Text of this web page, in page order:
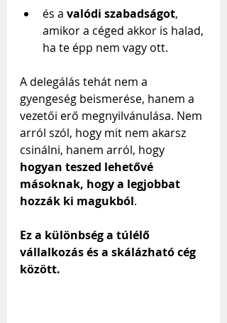
és a valódi szabadságot,
amikor a céged akkor is halad,
ha te épp nem vagy ott.
A delegálás tehát nem a
gyengeség beismerése, hanem a
vezetői erő megnyilvánulása. Nem
arról szól, hogy mit nem akarsz
csinálni, hanem arról, hogy
hogyan teszed lehetővé
másoknak, hogy a legjobbat
hozzák ki magukból.
Ez a különbség a túlélő
vállalkozás és a skálázható cég
között.